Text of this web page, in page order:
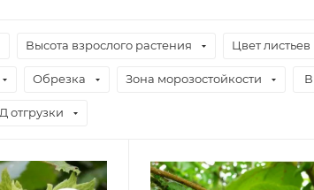
Высота взрослого растения Цвет листьев
Обрезка Зона морозостойкости
отгрузки